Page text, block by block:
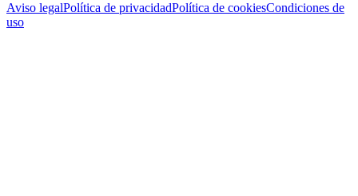
Aviso legalPolítica de privacidadPolítica de cookiesCondiciones de
uso